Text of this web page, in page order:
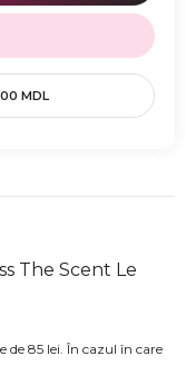
MDL
The Scent Le
de 85 lei. În cazul în care